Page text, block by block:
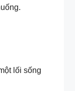
lối sống